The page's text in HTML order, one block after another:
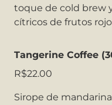
toque de cold brew
cítricos de frutos
Tangerine Coffee
R$22.00
Sirope de